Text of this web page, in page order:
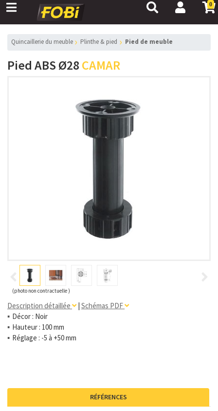
0
Quincaillerie du meuble Plinthe & pied Pied de meuble
Pied ABS Ø28 CAMAR
Description détaillée | Schémas PDF
Décor : Noir
Hauteur : 100 mm
Réglage : -5 à +50 mm
(photo non contractuelle )
RÉFÉRENCES